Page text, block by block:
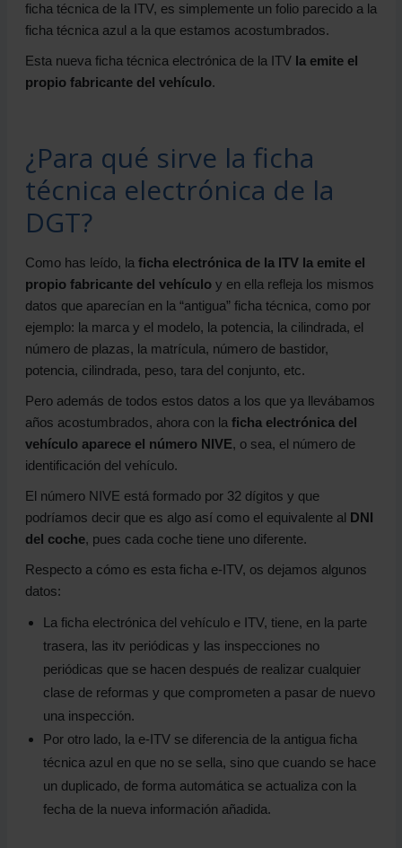
ficha técnica de la ITV, es simplemente un folio parecido a la
ficha técnica azul a la que estamos acostumbrados.
Esta nueva ficha técnica electrónica de la ITVla emite el
propio fabricante del vehículo.
¿Para qué sirve la ficha
técnica electrónica de la
DGT?
Como has leído, la ficha electrónica de la ITV la emite el
propio fabricante del vehículoy en ella refleja los mismos
datos que aparecían en la “antigua” ficha técnica, como por
ejemplo: la marca y el modelo, la potencia, la cilindrada, el
número de plazas, la matrícula, número de bastidor,
potencia, cilindrada, peso, tara del conjunto, etc.
Pero además de todos estos datos a los que ya llevábamos
años acostumbrados, ahora con la ficha electrónica del
vehículo aparece el número NIVE, o sea, el número de
identificación del vehículo.
El número NIVE está formado por 32 dígitos y que
podríamos decir que es algo así como el equivalente al DNI
del coche, pues cada coche tiene uno diferente.
Respecto a cómo es esta ficha e-ITV, os dejamos algunos
datos:
La ficha electrónica del vehículo e ITV, tiene, en la parte
trasera, las itv periódicas y las inspecciones no
periódicas que se hacen después de realizar cualquier
clase de reformas y que comprometen a pasar de nuevo
una inspección.
Por otro lado, la e-ITV se diferencia de la antigua ficha
técnica azul en que no se sella, sino que cuando se hace
un duplicado, de forma automática se actualiza con la
fecha de la nueva información añadida.